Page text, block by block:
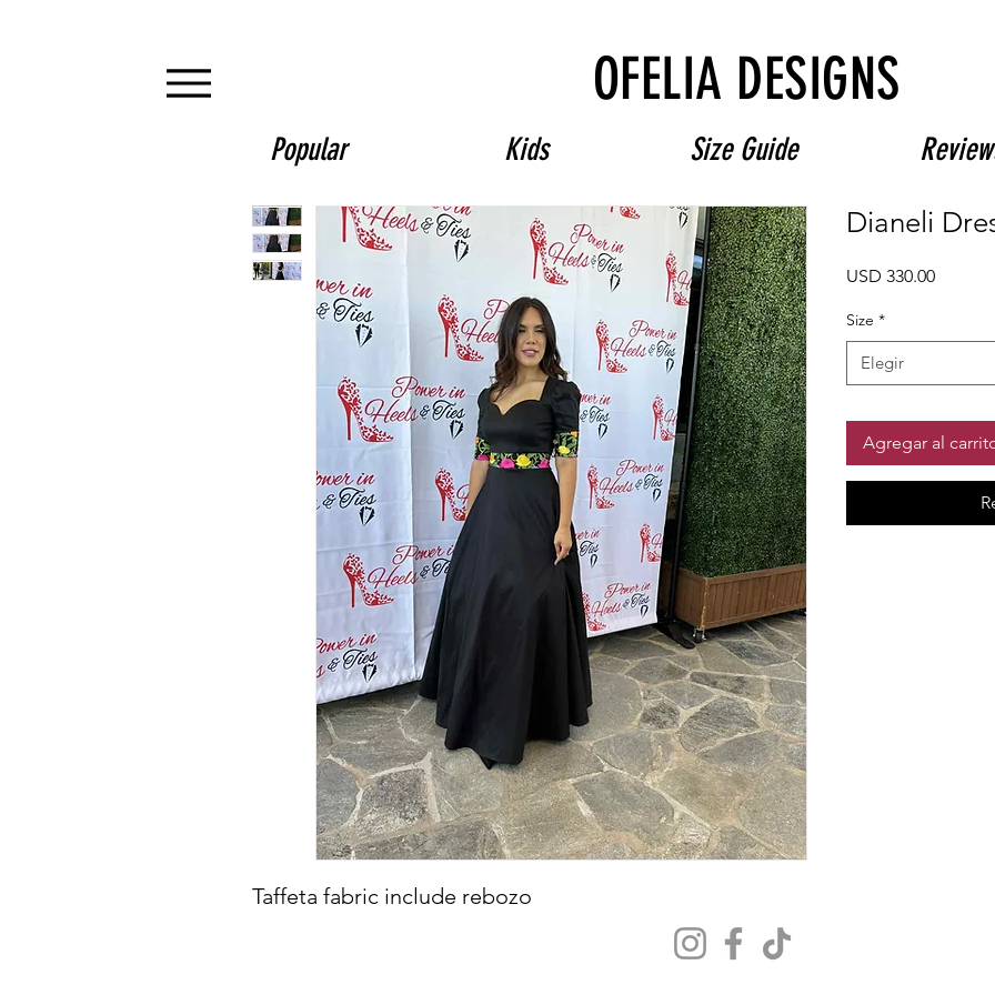
OFELIA DESIGNS
Popular Kids Size Guide
Taffeta fabric include rebozo
Dianeli
USD 330.00Precio
Size *
Elegir
Agregar al